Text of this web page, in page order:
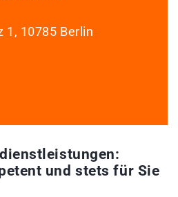
1, 10785 Berlin
und stets für Sie